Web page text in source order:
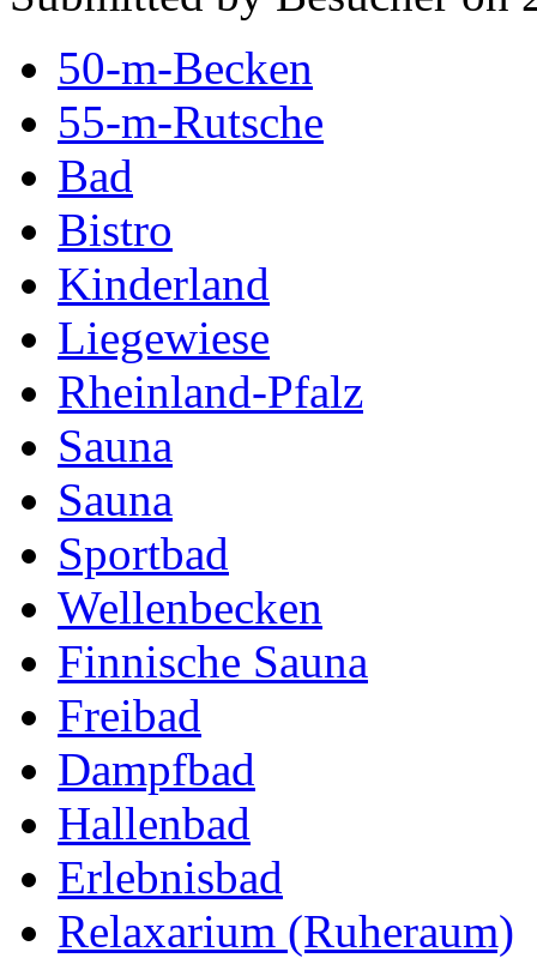
50-m-Becken
55-m-Rutsche
Bad
Bistro
Kinderland
Liegewiese
Rheinland-Pfalz
Sauna
Sauna
Sportbad
Wellenbecken
Finnische Sauna
Freibad
Dampfbad
Hallenbad
Erlebnisbad
Relaxarium (Ruheraum)